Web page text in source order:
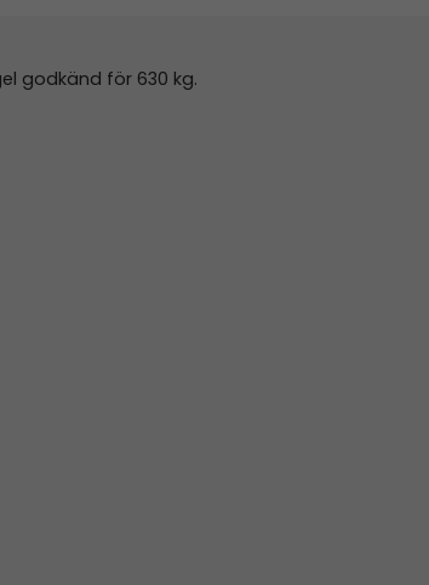
godkänd för 630 kg.